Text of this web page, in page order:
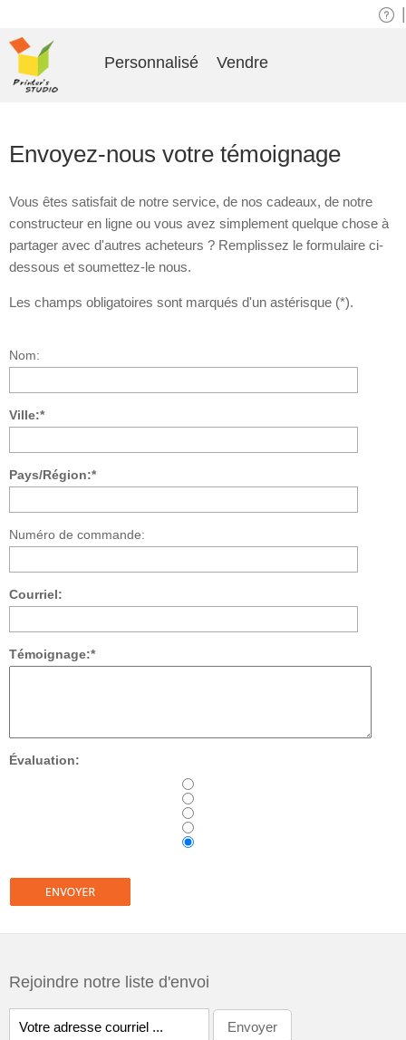
Envoyez-nous votre témoignage
Vous êtes satisfait de notre service, de nos cadeaux, de notre
constructeur en ligne ou vous avez simplement quelque chose à
partager avec d'autres acheteurs ? Remplissez le formulaire ci-
dessous et soumettez-le nous.
Les champs obligatoires sont marqués d'un astérisque (*).
Nom:
Ville:*
Pays/Région:*
Numéro de commande:
Courriel:
Témoignage:*
Évaluation:
Rejoindre notre liste d'envoi
Personnalisé Vendre